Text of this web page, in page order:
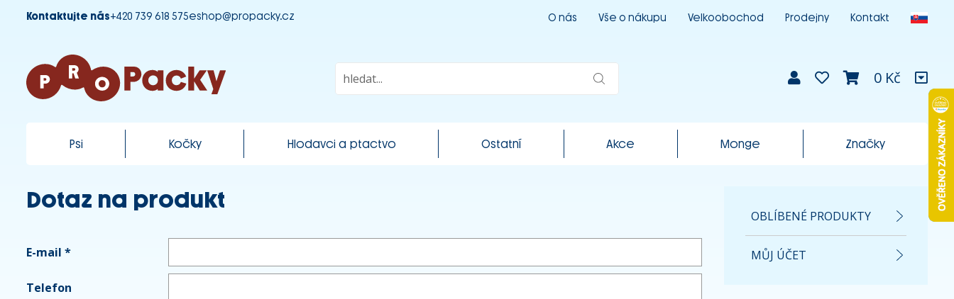
Kontaktujte nás+420 739 618 575eshop@propacky.cz O nás Vše o nákupu Velkoobochod Prodejny Kontakt
0 Kč
Psi Kočky Hlodavci a ptactvo Ostatní Akce Monge Značky
Dotaz na produkt
E-mail *
Telefon
OBLÍBENÉ PRODUKTY
MŮJ ÚČET